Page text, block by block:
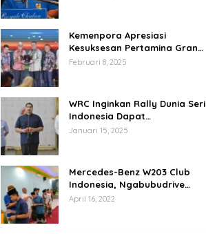
Kemenpora Apresiasi
Kesuksesan Pertamina Grand
Prix of Indonesia 2024
Februari 8, 2025
WRC Inginkan Rally Dunia Seri
Indonesia Dapat
Terselenggara 2026
Januari 15, 2025
Mercedes-Benz W203 Club
Indonesia, Ngabubudrive
Ramadhan 2022
April 16, 2022